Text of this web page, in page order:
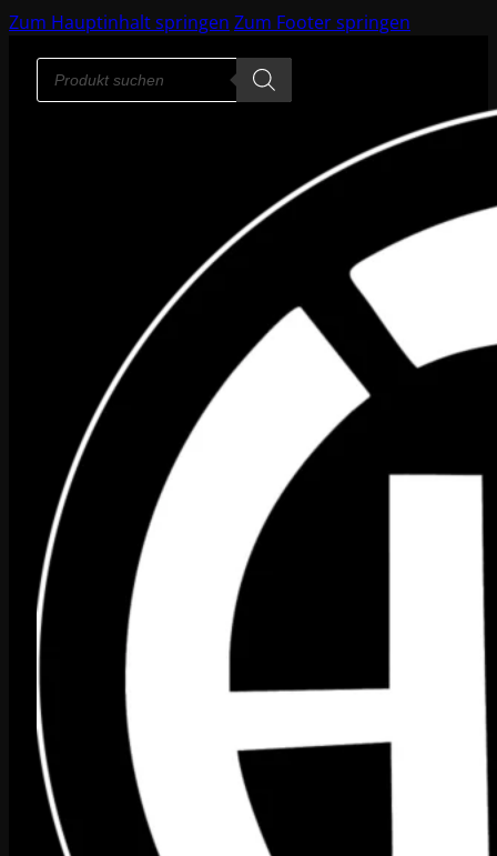
Zum Hauptinhalt springen Zum Footer springen
Products
search